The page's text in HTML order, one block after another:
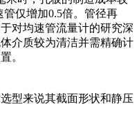
管仅增加0.5倍。管径再
对均速管流量计的研究深
介质较为清洁并需精确计
。
型来说其截面形状和静压